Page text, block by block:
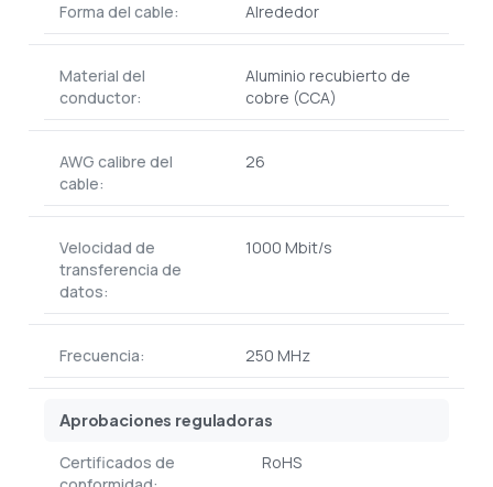
Forma del cable: Alrededor
Material del
conductor:
Aluminio recubierto de
cobre (CCA)
AWG calibre del
cable:
26
Velocidad de
transferencia de
datos:
1000 Mbit/s
Frecuencia: 250 MHz
Aprobaciones reguladoras
Certificados de
RoHS